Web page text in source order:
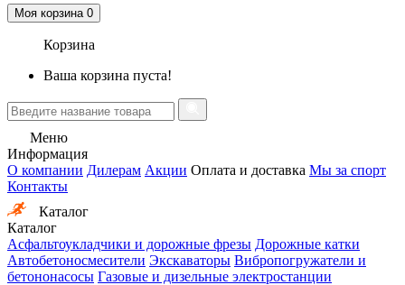
Моя корзина 0
Корзина
Ваша корзина пуста!
Меню
Информация
О компании Дилерам Акции Оплата и доставка Мы за спорт
Контакты
Каталог
Каталог
Асфальтоукладчики и дорожные фрезы Дорожные катки
Автобетоносмесители Экскаваторы Вибропогружатели и
бетононасосы Газовые и дизельные электростанции